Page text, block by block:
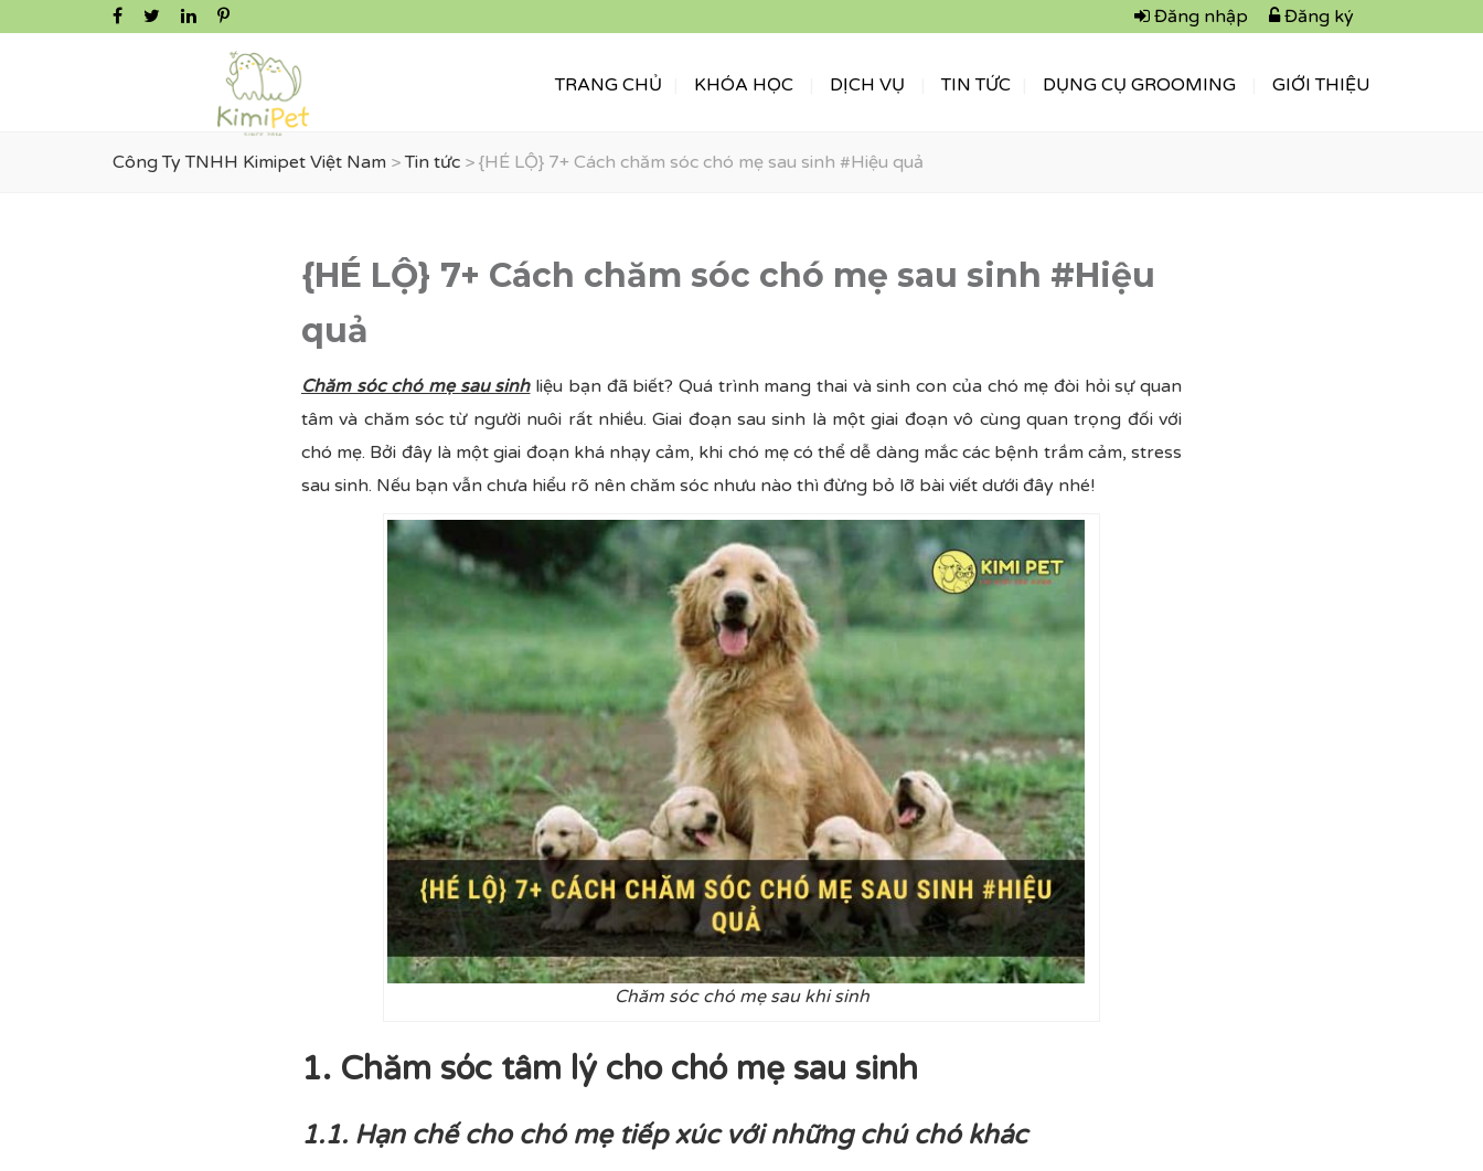
Đăng nhập Đăng ký
TRANG CHỦ KHÓA HỌC DỊCH VỤ TIN TỨC DỤNG CỤ GROOMING GIỚI THIỆU
Công Ty TNHH Kimipet Việt Nam >Tin tức > {HÉ LỘ} 7+ Cách chăm sóc chó mẹ sau sinh #Hiệu quả
{HÉ LỘ} 7+ Cách chăm sóc chó mẹ sau sinh #Hiệu
quả
Chăm sóc chó mẹ sau sinhliệu bạn đã biết? Quá trình mang thai và sinh con của chó mẹ đòi hỏi sự quan
tâm và chăm sóc từ người nuôi rất nhiều. Giai đoạn sau sinh là một giai đoạn vô cùng quan trọng đối với
chó mẹ. Bởi đây là một giai đoạn khá nhạy cảm, khi chó mẹ có thể dễ dàng mắc các bệnh trầm cảm, stress
sau sinh. Nếu bạn vẫn chưa hiểu rõ nên chăm sóc nhưu nào thì đừng bỏ lỡ bài viết dưới đây nhé!
Chăm sóc chó mẹ sau khi sinh
1. Chăm sóc tâm lý cho chó mẹ sau sinh
1.1. Hạn chế cho chó mẹ tiếp xúc với những chú chó khác